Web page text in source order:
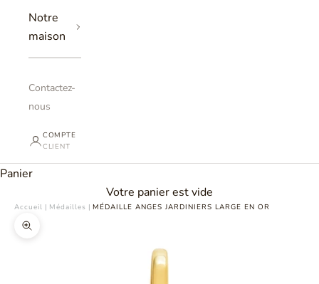
Notre
maison
Contactez-
nous
COMPTE
CLIENT
Panier
Votre panier est vide
Accueil | Médailles | MÉDAILLE ANGES JARDINIERS LARGE EN OR
Zoomer sur l'image